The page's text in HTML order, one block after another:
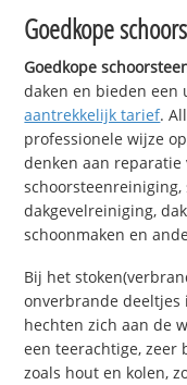
Goedkope
Goedkope
daken en bieden een
aantrekkelijk tarief.
professionele wijze
denken aan reparatie
dakgevelreiniging,
schoonmaken en
Bij het
onverbrande deeltjes
hechten zich aan de
een teerachtige, zeer
zoals hout en kolen,